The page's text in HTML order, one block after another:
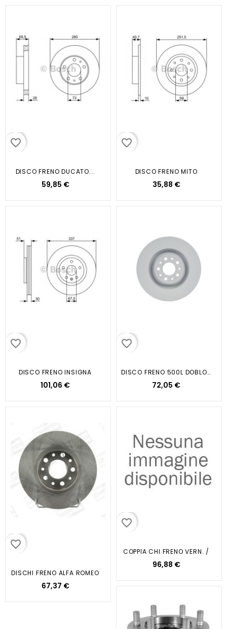
favorite_border
DISCO FRENO DUCATO...
59,85 €
favorite_border
DISCO FRENO MITO
35,88 €
favorite_border
DISCO FRENO INSIGNA
101,06 €
favorite_border
DISCO FRENO 500L DOBLO- COMBO
72,05 €
favorite_border
DISCHI FRENO ALFA ROMEO
67,37 €
favorite_border
COPPIA CHI FRENO VERN. /
96,88 €